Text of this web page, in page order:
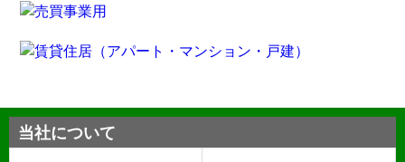
当社について